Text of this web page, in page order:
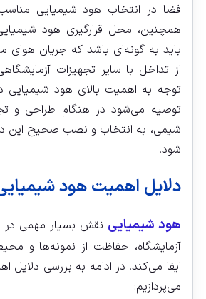
فضا در انتخاب هود شیمیایی مناسب
همچنین، محل قرارگیری هود
باید به گونه‌ای باشد که جریان هوای
از تداخل با سایر تجهیزات
توجه به اهمیت بالای هود شیمیایی
توصیه می‌شود در هنگام طراحی و
شیمی، به انتخاب و نصب صحیح این
شود.
دلایل اهمیت هود
هود شیمیایی نقش بسیار مهمی در
آزمایشگاه، حفاظت از نمونه‌ها و
ایفا می‌کند. در ادامه به بررسی
می‌پردازیم: